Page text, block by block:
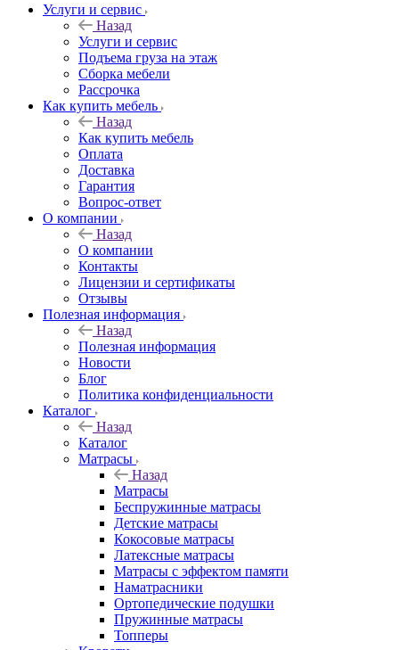
Услуги и сервис
Назад
Услуги и сервис
Подъема груза на этаж
Сборка мебели
Рассрочка
Как купить мебель
Назад
Как купить мебель
Оплата
Доставка
Гарантия
Вопрос-ответ
О компании
Назад
О компании
Контакты
Лицензии и сертификаты
Отзывы
Полезная информация
Назад
Полезная информация
Новости
Блог
Политика конфиденциальности
Каталог
Назад
Каталог
Матрасы
Назад
Матрасы
Беспружинные матрасы
Детские матрасы
Кокосовые матрасы
Латексные матрасы
Матрасы с эффектом памяти
Наматрасники
Ортопедические подушки
Пружинные матрасы
Топперы